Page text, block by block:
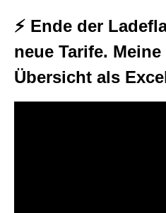
⚡ Ende der
neue Tarife.
Übersicht als